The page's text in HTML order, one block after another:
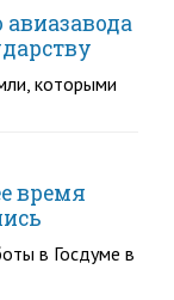
которыми
время
в Госдуме в